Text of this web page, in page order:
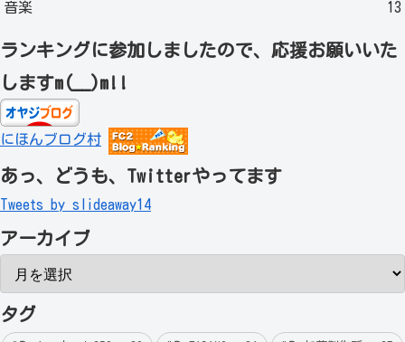
音楽 13
ランキングに参加しましたので、応援お願いいた
しますm(__)m!!
にほんブログ村
あっ、どうも、Twitterやってます
Tweets by slideaway14
アーカイブ
タグ